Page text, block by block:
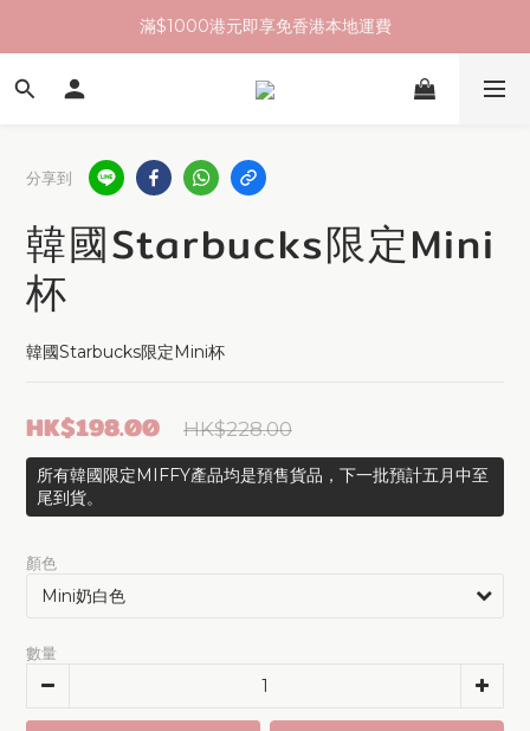
滿$1000港元即享免香港本地運費
分享到
韓國Starbucks限定Mini
杯
韓國Starbucks限定Mini杯
HK$228.00
HK$198.00
所有韓國限定MIFFY產品均是預售貨品，下一批預計五月中至
尾到貨。
顏色
數量